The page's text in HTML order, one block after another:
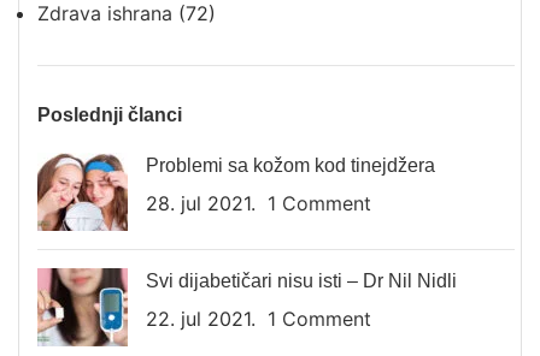
Zdrava ishrana (72)
Poslednji članci
Problemi sa kožom kod tinejdžera
28. jul 2021. 1 Comment
Svi dijabetičari nisu isti – Dr Nil Nidli
22. jul 2021. 1 Comment